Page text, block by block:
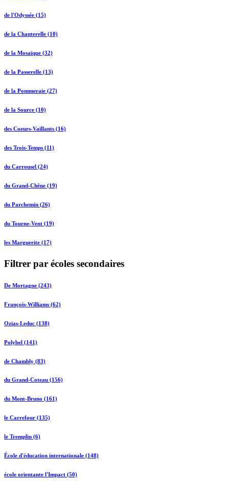
de l'Odyssée (15)
de la Chanterelle (10)
de la Mosaïque (32)
de la Passerelle (13)
de la Pommeraie (27)
de la Source (10)
des Coeurs-Vaillants (16)
des Trois-Temps (11)
du Carrousel (24)
du Grand-Chêne (19)
du Parchemin (26)
du Tourne-Vent (19)
les Marguerite (17)
Filtrer par écoles secondaires
De Mortagne (243)
François-Williams (62)
Ozias-Leduc (138)
Polybel (141)
de Chambly (83)
du Grand-Coteau (156)
du Mont-Bruno (161)
le Carrefour (135)
le Tremplin (6)
École d'éducation internationale (148)
école orientante l'Impact (50)